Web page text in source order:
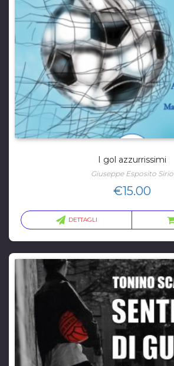
I gol azzurrissimi
Giuseppe Esposito Sirio
€15.00
DETTAGLI